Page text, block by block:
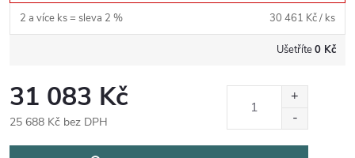
2 a více ks = sleva 2 % 30 461 Kč/ ks
Ušetříte0 Kč
31 083 Kč
25 688 Kč bez DPH